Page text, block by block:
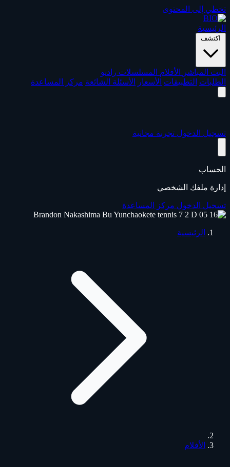
تخطي إلى المحتوى
الرئيسية
اكتشف
البث المباشر الأفلام المسلسلات راديو
الطلبات التطبيقات الأسعار الأسئلة الشائعة مركز المساعدة
تسجيل الدخول تجربة مجانية
الحساب
إدارة ملفك الشخصي
تسجيل الدخول مركز المساعدة
الرئيسية
الأفلام